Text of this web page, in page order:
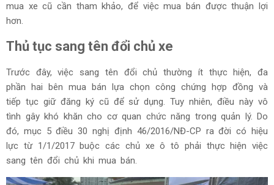
mua xe cũ cần tham khảo, để việc mua bán được thuận lợi
hơn.
Thủ tục sang tên đổi chủ xe
Trước đây, việc sang tên đổi chủ thường ít thực hiện, đa
phần hai bên mua bán lựa chọn công chứng hợp đồng và
tiếp tục giữ đăng ký cũ để sử dụng. Tuy nhiên, điều này vô
tình gây khó khăn cho cơ quan chức năng trong quản lý. Do
đó, mục 5 điều 30 nghị định 46/2016/NĐ-CP ra đời có hiệu
lực từ 1/1/2017 buộc các chủ xe ô tô phải thực hiện việc
sang tên đổi chủ khi mua bán.